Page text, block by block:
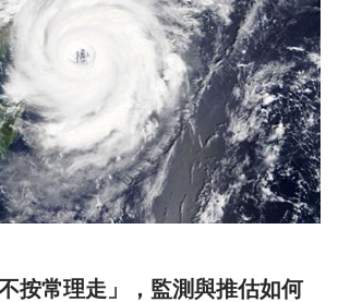
按常理走」，監測與推估如何